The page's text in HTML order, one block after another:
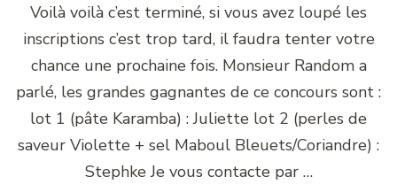
Voilà voilà c’est terminé, si vous avez loupé les
inscriptions c’est trop tard, il faudra tenter votre
chance une prochaine fois. Monsieur Random a
parlé, les grandes gagnantes de ce concours sont :
lot 1 (pâte Karamba) : Juliette lot 2 (perles de
saveur Violette + sel Maboul Bleuets/Coriandre) :
Stephke Je vous contacte par …